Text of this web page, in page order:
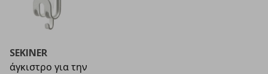
SEKINER
άγκιστρο για την